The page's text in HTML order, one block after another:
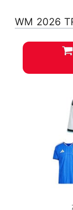
WM 2026